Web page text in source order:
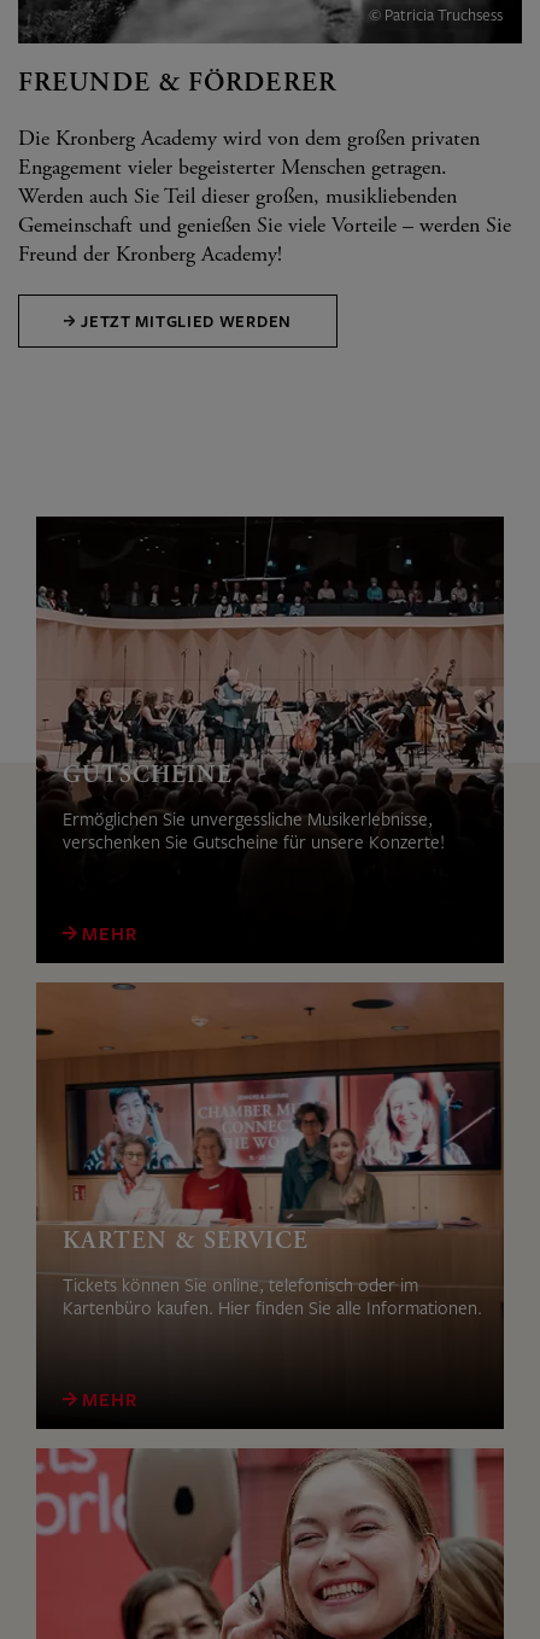
© Patricia Truchsess
FREUNDE & FÖRDERER
Die Kronberg Academy wird von dem großen privaten
Engagement vieler begeisterter Menschen getragen.
Werden auch Sie Teil dieser großen, musikliebenden
Gemeinschaft und genießen Sie viele Vorteile – werden Sie
Freund der Kronberg Academy!
JETZT MITGLIED WERDEN
GUTSCHEINE
Ermöglichen Sie unvergessliche Musikerlebnisse,
verschenken Sie Gutscheine für unsere Konzerte!
MEHR
KARTEN & SERVICE
Tickets können Sie online, telefonisch oder im
Kartenbüro kaufen. Hier finden Sie alle Informationen.
MEHR